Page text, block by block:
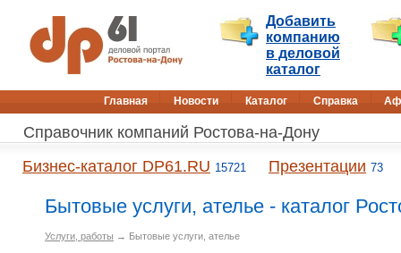
Добавить
компанию
в деловой
каталог
Главная Новости Каталог Справка
Справочник компаний Ростова-на-Дону
Бизнес-каталог DP61.RU 15721 Презентации 73
Бытовые услуги, ателье - каталог
Услуги, работы → Бытовые услуги, ателье